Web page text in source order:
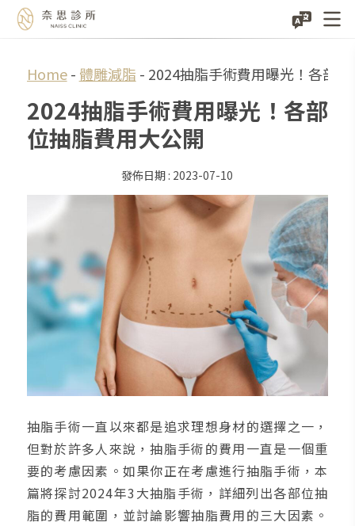
content
Home- 體雕減脂 - 2024抽脂手術費用曝光！各部
2024抽脂手術費用曝光！各部
位抽脂費用大公開
2023-07-10
抽脂手術一直以來都是追求理想身材的選擇之一，
但對於許多人來說，抽脂手術的費用一直是一個重
要的考慮因素。如果你正在考慮進行抽脂手術，本
篇將探討2024年3大抽脂手術，詳細列出各部位抽
脂的費用範圍，並討論影響抽脂費用的三大因素。